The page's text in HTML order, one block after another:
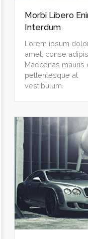
Morbi Libero
Interdum
Lorem ipsum
amet, conse
Maecenas mauris
pellentesque at
vestibulum.